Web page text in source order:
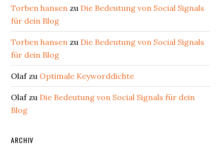
Torben hansen zu Die Bedeutung von Social Signals
für dein Blog
Torben hansen zu Die Bedeutung von Social Signals
für dein Blog
Olafzu Optimale Keyworddichte
Olafzu Die Bedeutung von Social Signals für dein
Blog
ARCHIV